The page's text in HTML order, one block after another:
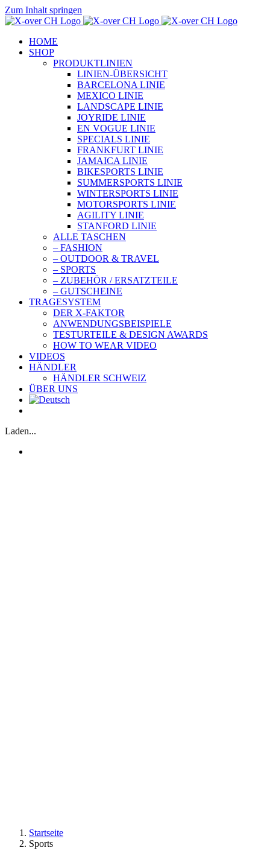
Zum Inhalt springen
HOME
SHOP
PRODUKTLINIEN
LINIEN-ÜBERSICHT
BARCELONA LINIE
MEXICO LINIE
LANDSCAPE LINIE
JOYRIDE LINIE
EN VOGUE LINIE
SPECIALS LINIE
FRANKFURT LINIE
JAMAICA LINIE
BIKESPORTS LINIE
SUMMERSPORTS LINIE
WINTERSPORTS LINIE
MOTORSPORTS LINIE
AGILITY LINIE
STANFORD LINIE
ALLE TASCHEN
– FASHION
– OUTDOOR & TRAVEL
– SPORTS
– ZUBEHÖR / ERSATZTEILE
– GUTSCHEINE
TRAGESYSTEM
DER X-FAKTOR
ANWENDUNGSBEISPIELE
TESTURTEILE & DESIGN AWARDS
HOW TO WEAR VIDEO
VIDEOS
HÄNDLER
HÄNDLER SCHWEIZ
ÜBER UNS
Laden...
Startseite
Sports